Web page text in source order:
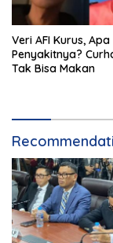
Veri AFI Kurus, Apa
Penyakitnya?
Tak Bisa Makan